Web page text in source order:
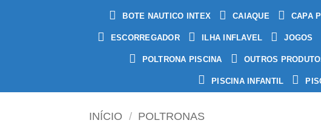
BOTE NAUTICO INTEX CAIAQUE CAPA
ESCORREGADOR ILHA INFLAVEL JOGOS
POLTRONA PISCINA OUTROS
PISCINA INFANTIL
INÍCIO / POLTRONAS